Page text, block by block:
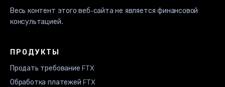
Весь контент этого веб-сайта не является финансовой
консультацией.
ПРОДУКТЫ
Продать требование FTX
Обработка платежей FTX